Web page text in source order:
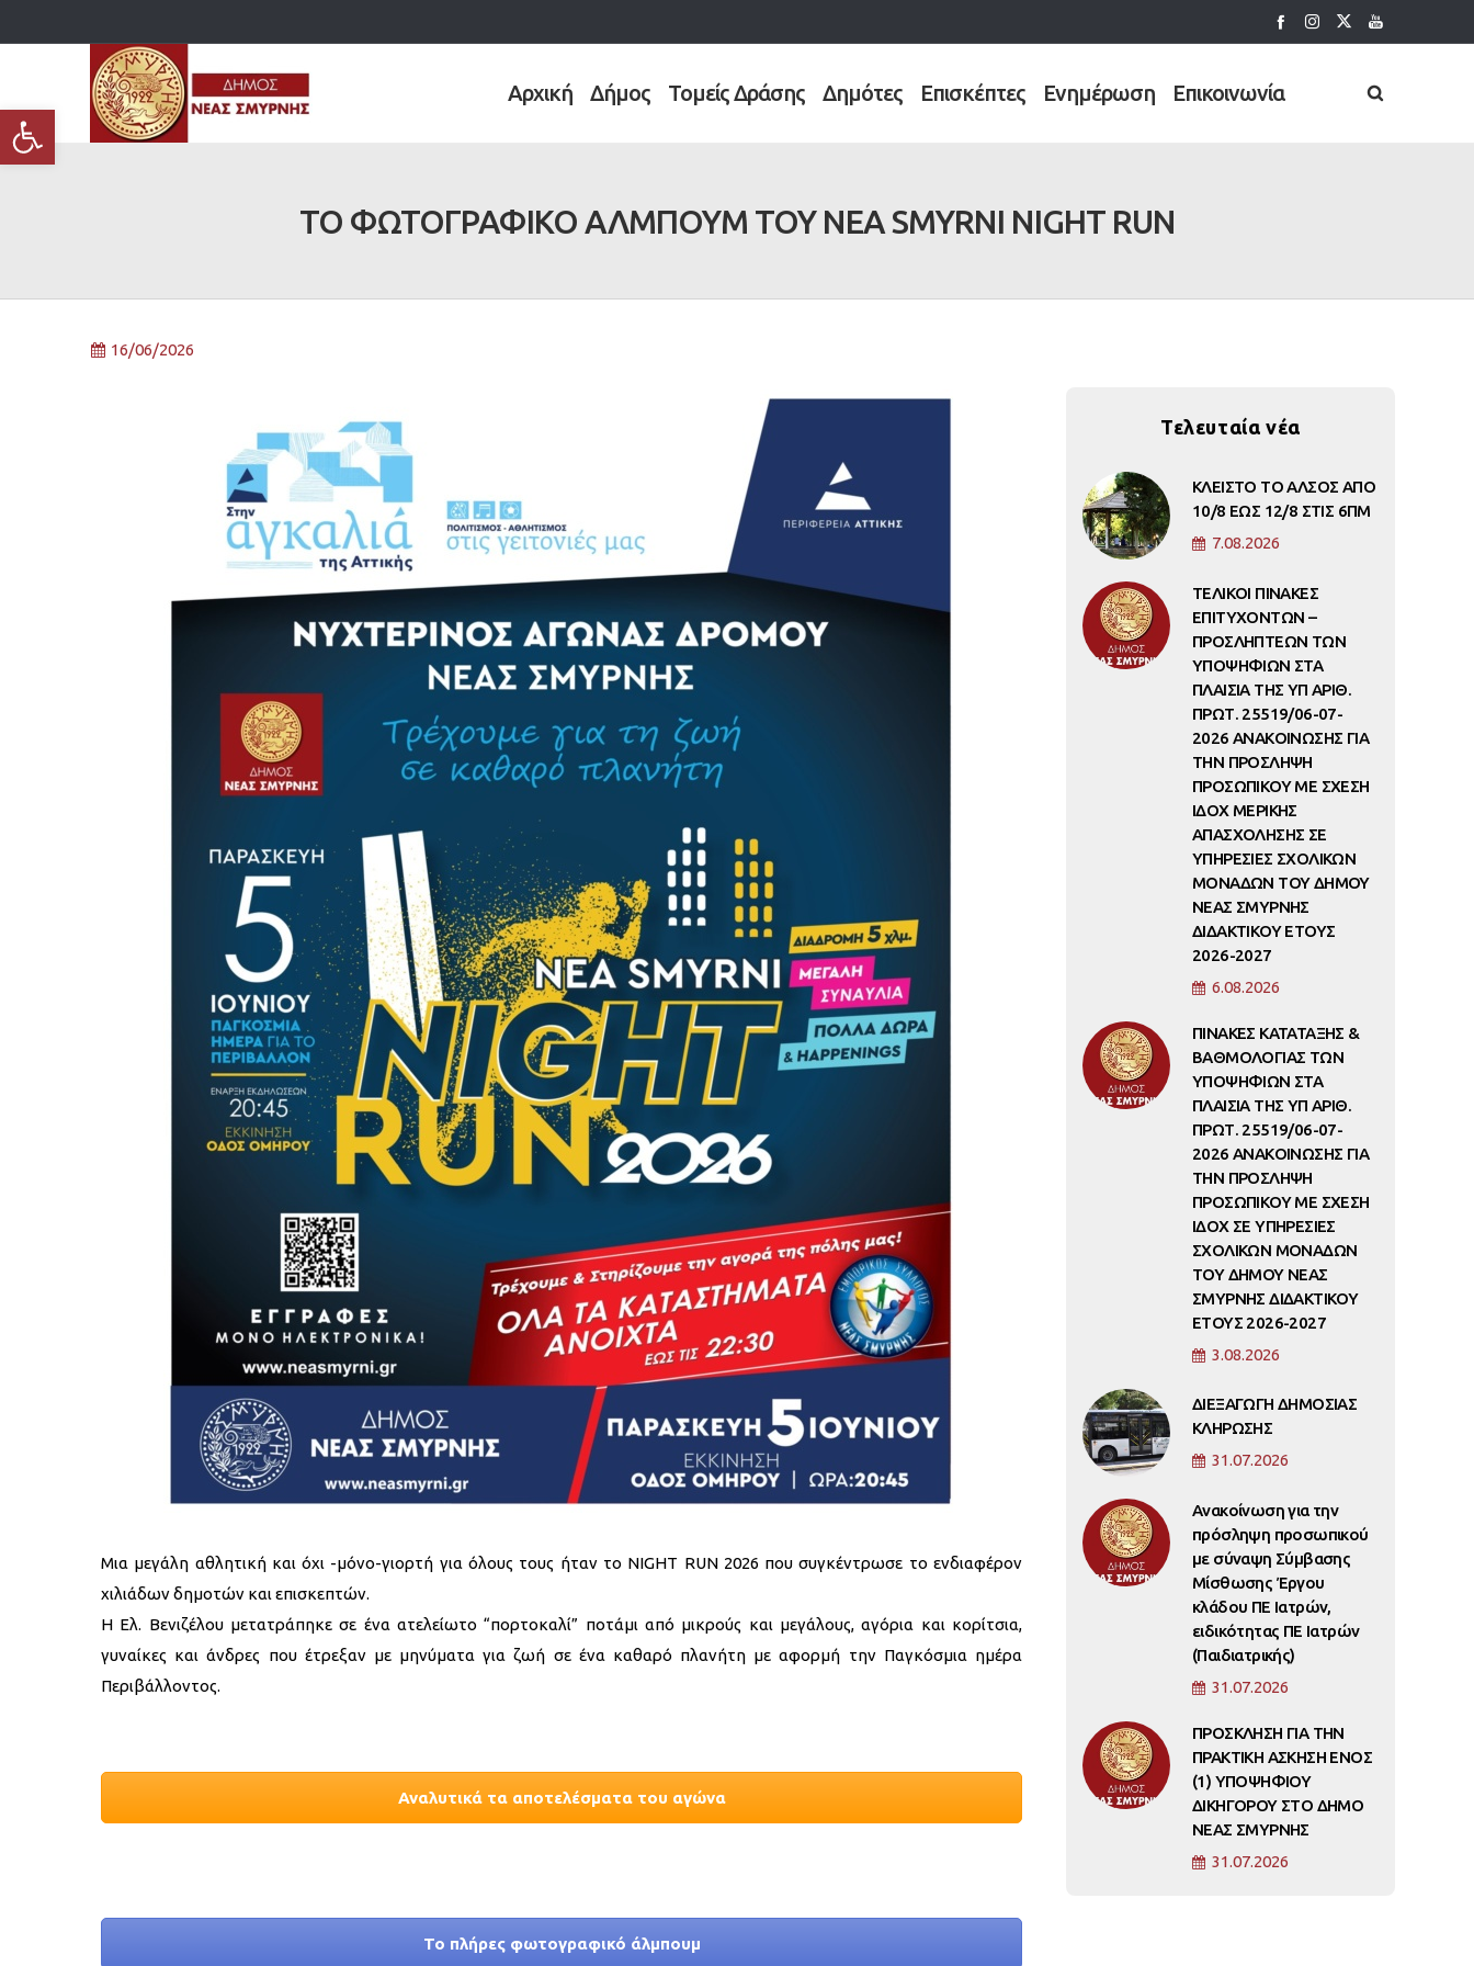
Ανοίξτε τη γραμμή εργαλείων
Αρχική Δήμος Τομείς Δράσης Δημότες Επισκέπτες Ενημέρωση Επικοινωνία
ΤΟ ΦΩΤΟΓΡΑΦΙΚΟ ΑΛΜΠΟΥΜ ΤΟΥ NEA SMYRNI NIGHT RUN
16/06/2026
Μια μεγάλη αθλητική και όχι -μόνο-γιορτή για όλους τους ήταν το NIGHT RUN 2026 που συγκέντρωσε το ενδιαφέρον
χιλιάδων δημοτών και επισκεπτών.
Η Ελ. Βενιζέλου μετατράπηκε σε ένα ατελείωτο “πορτοκαλί” ποτάμι από μικρούς και μεγάλους, αγόρια και κορίτσια,
γυναίκες και άνδρες που έτρεξαν με μηνύματα για ζωή σε ένα καθαρό πλανήτη με αφορμή την Παγκόσμια ημέρα
Περιβάλλοντος.
Αναλυτικά τα αποτελέσματα του αγώνα
Το πλήρες φωτογραφικό άλμπουμ
Τελευταία νέα
ΚΛΕΙΣΤΟ ΤΟ ΑΛΣΟΣ ΑΠΟ
10/8 ΕΩΣ 12/8 ΣΤΙΣ 6ΠΜ
7.08.2026
ΤΕΛΙΚΟΙ ΠΙΝΑΚΕΣ
ΕΠΙΤΥΧΟΝΤΩΝ –
ΠΡΟΣΛΗΠΤΕΩΝ ΤΩΝ
ΥΠΟΨΗΦΙΩΝ ΣΤΑ
ΠΛΑΙΣΙΑ ΤΗΣ ΥΠ ΑΡΙΘ.
ΠΡΩΤ. 25519/06-07-
2026 ΑΝΑΚΟΙΝΩΣΗΣ ΓΙΑ
ΤΗΝ ΠΡΟΣΛΗΨΗ
ΠΡΟΣΩΠΙΚΟΥ ΜΕ ΣΧΕΣΗ
ΙΔΟΧ ΜΕΡΙΚΗΣ
ΑΠΑΣΧΟΛΗΣΗΣ ΣΕ
ΥΠΗΡΕΣΙΕΣ ΣΧΟΛΙΚΩΝ
ΜΟΝΑΔΩΝ ΤΟΥ ΔΗΜΟΥ
ΝΕΑΣ ΣΜΥΡΝΗΣ
ΔΙΔΑΚΤΙΚΟΥ ΕΤΟΥΣ
2026-2027
6.08.2026
ΠΙΝΑΚΕΣ ΚΑΤΑΤΑΞΗΣ &
ΒΑΘΜΟΛΟΓΙΑΣ ΤΩΝ
ΥΠΟΨΗΦΙΩΝ ΣΤΑ
ΠΛΑΙΣΙΑ ΤΗΣ ΥΠ ΑΡΙΘ.
ΠΡΩΤ. 25519/06-07-
2026 ΑΝΑΚΟΙΝΩΣΗΣ ΓΙΑ
ΤΗΝ ΠΡΟΣΛΗΨΗ
ΠΡΟΣΩΠΙΚΟΥ ΜΕ ΣΧΕΣΗ
ΙΔΟΧ ΣΕ ΥΠΗΡΕΣΙΕΣ
ΣΧΟΛΙΚΩΝ ΜΟΝΑΔΩΝ
ΤΟΥ ΔΗΜΟΥ ΝΕΑΣ
ΣΜΥΡΝΗΣ ΔΙΔΑΚΤΙΚΟΥ
ΕΤΟΥΣ 2026-2027
3.08.2026
ΔΙΕΞΑΓΩΓΗ ΔΗΜΟΣΙΑΣ
ΚΛΗΡΩΣΗΣ
31.07.2026
Ανακοίνωση για την
πρόσληψη προσωπικού
με σύναψη Σύμβασης
Μίσθωσης Έργου
κλάδου ΠΕ Ιατρών,
ειδικότητας ΠΕ Ιατρών
(Παιδιατρικής)
31.07.2026
ΠΡΟΣΚΛΗΣΗ ΓΙΑ ΤΗΝ
ΠΡΑΚΤΙΚΗ ΑΣΚΗΣΗ ΕΝΟΣ
(1) ΥΠΟΨΗΦΙΟΥ
ΔΙΚΗΓΟΡΟΥ ΣΤΟ ΔΗΜΟ
ΝΕΑΣ ΣΜΥΡΝΗΣ
31.07.2026